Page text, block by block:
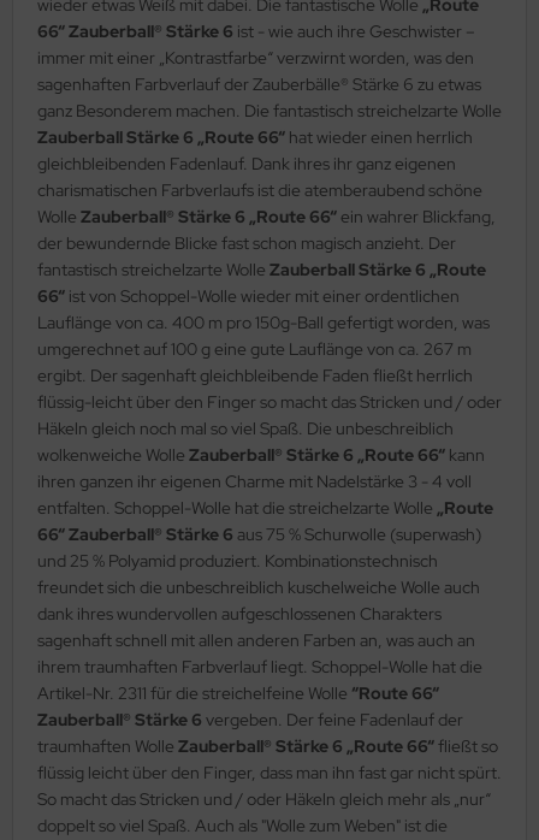
wieder etwas Weiß mit dabei. Die fantastische Wolle „Route
66“ Zauberball® Stärke 6 ist - wie auch ihre Geschwister –
immer mit einer „Kontrastfarbe“ verzwirnt worden, was den
sagenhaften Farbverlauf der Zauberbälle® Stärke 6 zu etwas
ganz Besonderem machen. Die fantastisch streichelzarte Wolle
Zauberball Stärke 6 „Route 66“ hat wieder einen herrlich
gleichbleibenden Fadenlauf. Dank ihres ihr ganz eigenen
charismatischen Farbverlaufs ist die atemberaubend schöne
Wolle Zauberball® Stärke 6 „Route 66“ ein wahrer Blickfang,
der bewundernde Blicke fast schon magisch anzieht. Der
fantastisch streichelzarte Wolle Zauberball Stärke 6 „Route
66“ ist von Schoppel-Wolle wieder mit einer ordentlichen
Lauflänge von ca. 400 m pro 150g-Ball gefertigt worden, was
umgerechnet auf 100 g eine gute Lauflänge von ca. 267 m
ergibt. Der sagenhaft gleichbleibende Faden fließt herrlich
flüssig-leicht über den Finger so macht das Stricken und / oder
Häkeln gleich noch mal so viel Spaß. Die unbeschreiblich
wolkenweiche Wolle Zauberball® Stärke 6 „Route 66“ kann
ihren ganzen ihr eigenen Charme mit Nadelstärke 3 - 4 voll
entfalten. Schoppel-Wolle hat die streichelzarte Wolle „Route
66“ Zauberball® Stärke 6 aus 75 % Schurwolle (superwash)
und 25 % Polyamid produziert. Kombinationstechnisch
freundet sich die unbeschreiblich kuschelweiche Wolle auch
dank ihres wundervollen aufgeschlossenen Charakters
sagenhaft schnell mit allen anderen Farben an, was auch an
ihrem traumhaften Farbverlauf liegt. Schoppel-Wolle hat die
Artikel-Nr. 2311 für die streichelfeine Wolle “Route 66“
Zauberball® Stärke 6 vergeben. Der feine Fadenlauf der
traumhaften Wolle Zauberball® Stärke 6 „Route 66“fließt so
flüssig leicht über den Finger, dass man ihn fast gar nicht spürt.
So macht das Stricken und / oder Häkeln gleich mehr als „nur“
doppelt so viel Spaß. Auch als "Wolle zum Weben" ist die